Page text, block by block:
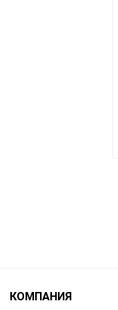
КОМПАНИЯ